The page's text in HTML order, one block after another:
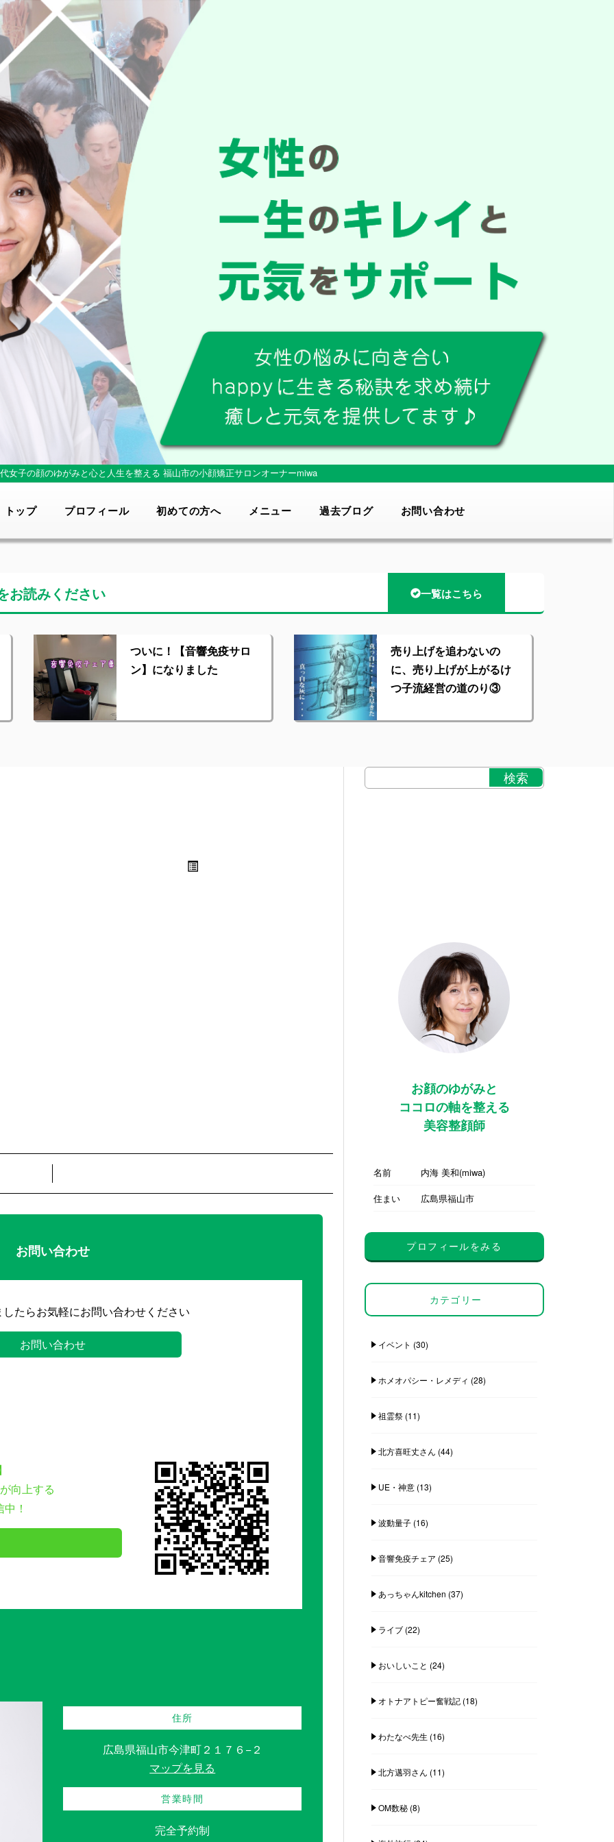
女子の顔のゆがみと心と人生を整える 福山市の小顔矯正サロンオーナーmiwa
トップ プロフィール 初めての方へ メニュー 過去ブログ お問い合わせ
お読みください 一覧はこちら
ついに！【音響免疫サロ
ン】になりました
売り上げを追わないの
に、売り上げが上がるけ
つ子流経営の道のり③
お問い合わせ
たらお気軽にお問い合わせください
お問い合わせ
向上する
！
住所
広島県福山市今津町２１７６−２
マップを見る
営業時間
完全予約制
お顔のゆがみと
ココロの軸を整える
美容整顔師
名前
内海 美和(miwa)
住まい
広島県福山市
プロフィールをみる
カテゴリー
イベント (30)
ホメオパシー・レメディ (28)
祖霊祭(11)
北方喜旺丈さん (44)
UE・神意(13)
波動量子(16)
音響免疫チェア (25)
あっちゃんkitchen (37)
ライブ(22)
おいしいこと (24)
オトナアトピー奮戦記(18)
わたなべ先生 (16)
北方邁羽さん (11)
OM数秘(8)